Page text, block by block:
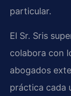
particular.
El Sr. Sris
colabora con
abogados
práctica cada